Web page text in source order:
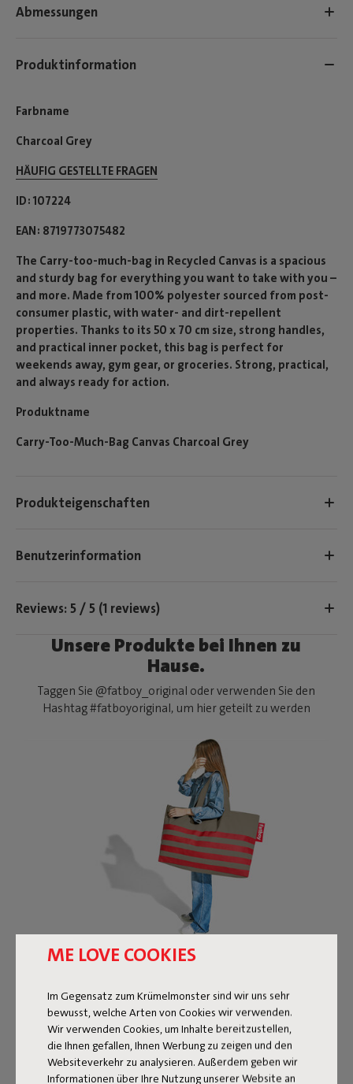
ME LOVE COOKIES
Im Gegensatz zum Krümelmonster sind wir uns sehr
bewusst, welche Arten von Cookies wir verwenden.
Wir verwenden Cookies, um Inhalte bereitzustellen,
die Ihnen gefallen, Ihnen Werbung zu zeigen und den
Websiteverkehr zu analysieren. Außerdem geben wir
Informationen über Ihre Nutzung unserer Website an
Abmessungen
Produktinformation
Farbname
Charcoal Grey
HÄUFIG GESTELLTE FRAGEN
ID 107224
EAN 8719773075482
The Carry-too-much-bag in Recycled Canvas is a spacious
and sturdy bag for everything you want to take with you –
and more. Made from 100% polyester sourced from post-
consumer plastic, with water- and dirt-repellent
properties. Thanks to its 50 x 70 cm size, strong handles,
and practical inner pocket, this bag is perfect for
weekends away, gym gear, or groceries. Strong, practical,
and always ready for action.
Produktname
Carry-Too-Much-Bag Canvas Charcoal Grey
Produkteigenschaften
Benutzerinformation
Reviews: 5 / 5 (1 reviews)
Unsere Produkte bei Ihnen zu
Hause.
Taggen Sie @fatboy_original oder verwenden Sie den
Hashtag #fatboyoriginal, um hier geteilt zu werden
RRY‑TOO‑MUCH‑BAG
Strandtag, Wochenendausflug oder Einkäufe für ein
großes Familienessen? Mit der Carry‑too‑much‑Bag
nimmst du einfach alles mit. Und da Fatboy